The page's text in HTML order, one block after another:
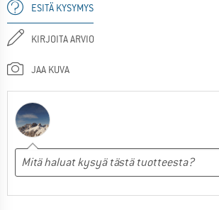
ESITÄ KYSYMYS
KIRJOITA ARVIO
JAA KUVA